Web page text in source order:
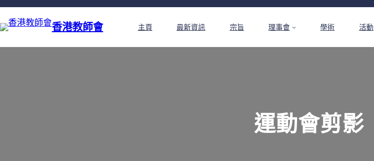
香港教師會 主頁 最新資訊 宗旨 理事會 學術 活動
運動會剪影